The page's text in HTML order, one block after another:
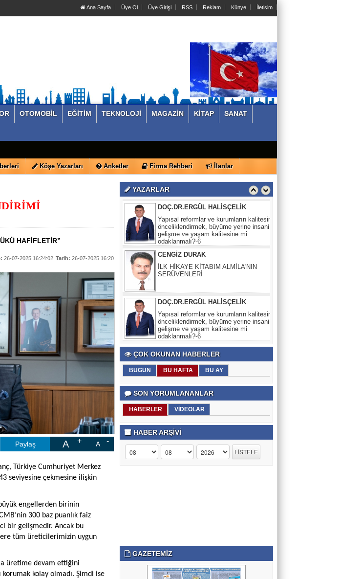
Ana Sayfa Üye Ol Üye Girişi RSS Reklam Künye İletisim
OTOMOBİL EĞİTİM TEKNOLOJİ MAGAZİN KİTAP SANAT
Köşe Yazarları Anketler Firma Rehberi İlanlar
HAFİFLETİR”
26-07-2025 16:24:02 Tarih: 26-07-2025 16:20
Paylaş A A
Türkiye Cumhuriyet Merkez
seviyesine çekmesine ilişkin
engellerden birinin
300 baz puanlık faiz
bir gelişmedir. Ancak bu
tüm üreticilerimizin uygun
üretime devam ettiğini
kolay olmadı. Şimdi ise
YAZARLAR
İLK HİKAYE KİTABIM ALMİLA'NIN
DOÇ.DR.ERGÜL HALİSÇELİK
Yapısal reformlar ve kurumların kalitesini
önceliklendirmek, büyüme yerine insani
gelişme ve yaşam kalitesine mi
odaklanmalı?-6
CENGİZ DURAK
İLK HİKAYE KİTABIM ALMİLA'NIN
SERÜVENLERİ
DOÇ.DR.ERGÜL HALİSÇELİK
gelişme ve yaşam kalitesine mi
odaklanmalı?-6
CENGİZ DURAK
İLK HİKAYE KİTABIM ALMİLA'NIN
SERÜVENLERİ
ÇOK OKUNAN HABERLER
BUGÜN BU HAFTA BU AY
SON YORUMLANANLAR
HABERLER VİDEOLAR
HABER ARŞİVİ
GAZETEMİZ